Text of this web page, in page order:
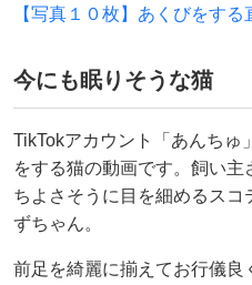
【写真１０枚】あくびをする
今にも眠りそうな猫
TikTokアカウント「あんちゅ
をする猫の動画です。飼い
ちよさそうに目を細めるス
ずちゃん。
前足を綺麗に揃えてお行儀良